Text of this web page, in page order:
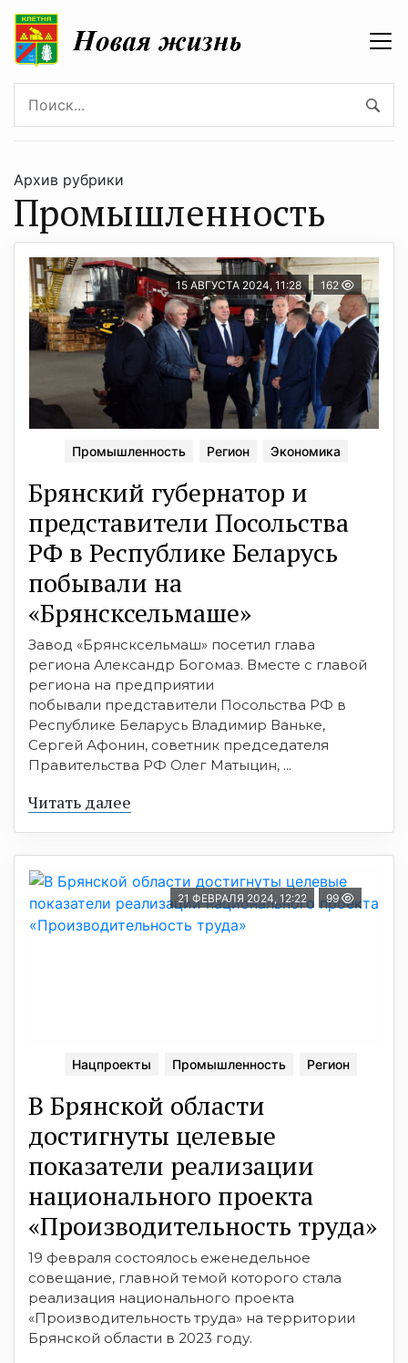
Архив рубрики
Промышленность
15 АВГУСТА 2024, 11:28 162
Промышленность Регион Экономика
Брянский губернатор и
представители Посольства
РФ в Республике Беларусь
побывали на
«Брянсксельмаше»
Завод «Брянсксельмаш» посетил глава
региона Александр Богомаз. Вместе с главой
региона на предприятии
побывали представители Посольства РФ в
Республике Беларусь Владимир Ваньке,
Сергей Афонин, советник председателя
Правительства РФ Олег Матыцин, ...
Читать далее
21 ФЕВРАЛЯ 2024, 12:22 99
Нацпроекты Промышленность Регион
В Брянской области
достигнуты целевые
показатели реализации
национального проекта
«Производительность труда»
19 февраля состоялось еженедельное
совещание, главной темой которого стала
реализация национального проекта
«Производительность труда» на территории
Брянской области в 2023 году.